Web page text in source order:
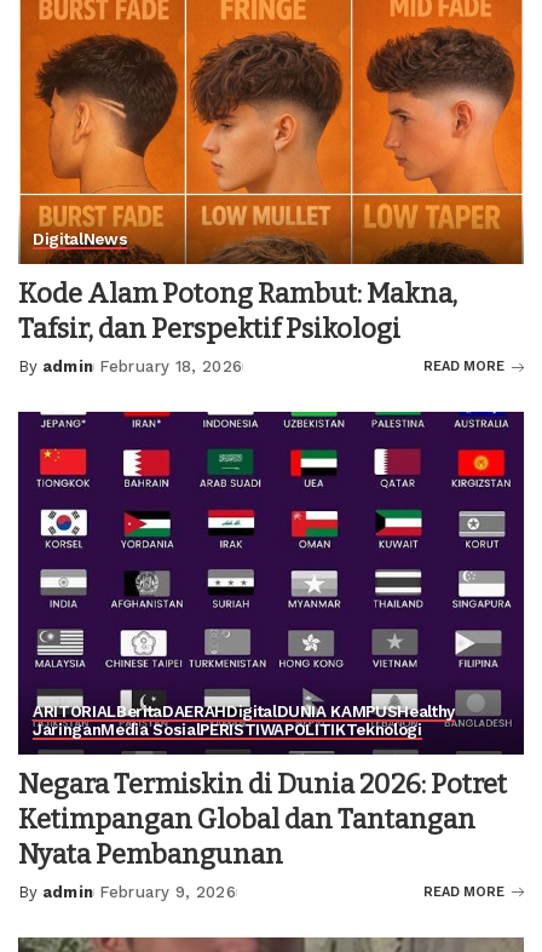
DigitalNews
Kode Alam Potong Rambut: Makna,
Tafsir, dan Perspektif Psikologi
Posted
By admin February 18, 2026 READ MORE
ARITORIALBeritaDAERAHDigitalDUNIA KAMPUSHealthy
JaringanMedia SosialPERISTIWAPOLITIKTeknologi
Negara Termiskin di Dunia 2026: Potret
Ketimpangan Global dan Tantangan
Nyata Pembangunan
Posted
By admin February 9, 2026 READ MORE